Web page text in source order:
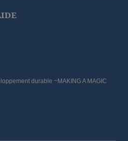
durable ~MAKING A MAGIC